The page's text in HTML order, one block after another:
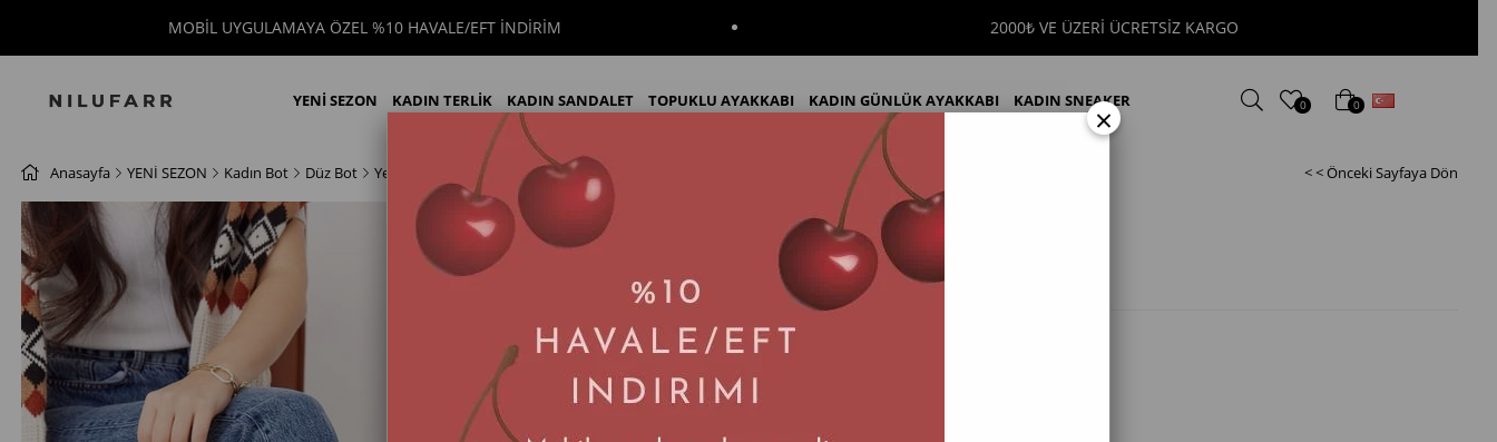
MOBİL UYGULAMAYA ÖZEL %10 HAVALE/EFT İNDİRİM 2000₺ VE ÜZERİ ÜCRETSİZ KARGO
YENİ SEZON KADIN TERLİK KADIN SANDALET TOPUKLU AYAKKABI KADIN GÜNLÜK AYAKKABI KADIN SNEAKER
KADIN BOT
0 0
Anasayfa YENİ SEZON Kadın Bot Düz Bot Yelenda Taba Süet Deri Kadın Bot < < Önceki Sayfaya Dön
Yelenda Taba Süet Deri Kadın Bot
Tahmini Teslim Süresi : 2 İş Günü
$85.69
Renk Seçenekleri
×